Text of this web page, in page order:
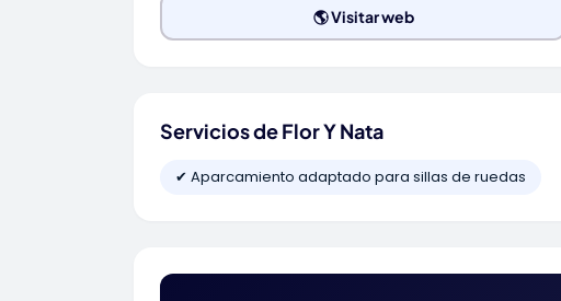
🌎 Visitar web
Servicios de Flor Y Nata
✔ Aparcamiento adaptado para sillas de ruedas